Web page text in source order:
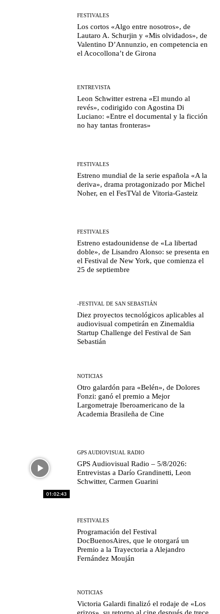
FESTIVALES
Los cortos «Algo entre nosotros», de
Lautaro A. Schurjin y «Mis olvidados», de
Valentino D’Annunzio, en competencia en
el Acocollona’t de Girona
ENTREVISTA
Leon Schwitter estrena «El mundo al
revés», codirigido con Agostina Di
Luciano: «Entre el documental y la ficción
no hay tantas fronteras»
FESTIVALES
Estreno mundial de la serie española «A la
deriva», drama protagonizado por Michel
Noher, en el FesTVal de Vitoria-Gasteiz
FESTIVALES
Estreno estadounidense de «La libertad
doble», de Lisandro Alonso: se presenta en
el Festival de New York, que comienza el
25 de septiembre
-FESTIVAL DE SAN SEBASTIÁN
Diez proyectos tecnológicos aplicables al
audiovisual competirán en Zinemaldia
Startup Challenge del Festival de San
Sebastián
NOTICIAS
Otro galardón para «Belén», de Dolores
Fonzi: ganó el premio a Mejor
Largometraje Iberoamericano de la
Academia Brasileña de Cine
01:02:43
GPS AUDIOVISUAL RADIO
GPS Audiovisual Radio – 5/8/2026:
Entrevistas a Darío Grandinetti, Leon
Schwitter, Carmen Guarini
FESTIVALES
Programación del Festival
DocBuenosAires, que le otorgará un
Premio a la Trayectoria a Alejandro
Fernández Mouján
NOTICIAS
Victoria Galardi finalizó el rodaje de «Los